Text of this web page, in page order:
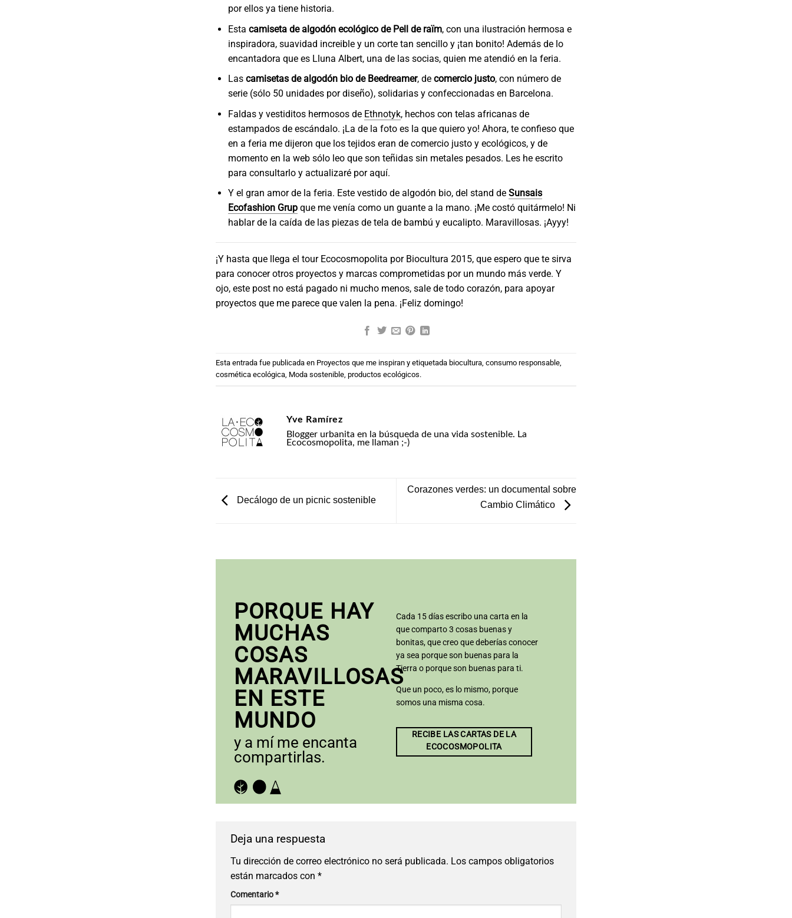
por ellos ya tiene historia.
Esta camiseta de algodón ecológico de Pell de raïm, con una ilustración hermosa e
inspiradora, suavidad increible y un corte tan sencillo y ¡tan bonito! Además de lo
encantadora que es Lluna Albert, una de las socias, quien me atendió en la feria.
Las camisetas de algodón bio de Beedreamer, de comercio justo, con número de
serie (sólo 50 unidades por diseño), solidarias y confeccionadas en Barcelona.
Faldas y vestiditos hermosos de Ethnotyk, hechos con telas africanas de
estampados de escándalo. ¡La de la foto es la que quiero yo! Ahora, te confieso que
en a feria me dijeron que los tejidos eran de comercio justo y ecológicos, y de
momento en la web sólo leo que son teñidas sin metales pesados. Les he escrito
para consultarlo y actualizaré por aquí.
Y el gran amor de la feria. Este vestido de algodón bio, del stand de Sunsais
Ecofashion Grupque me venía como un guante a la mano. ¡Me costó quitármelo! Ni
hablar de la caída de las piezas de tela de bambú y eucalipto. Maravillosas. ¡Ayyy!
¡Y hasta que llega el tour Ecocosmopolita por Biocultura 2015, que espero que te sirva
para conocer otros proyectos y marcas comprometidas por un mundo más verde. Y
ojo, este post no está pagado ni mucho menos, sale de todo corazón, para apoyar
proyectos que me parece que valen la pena. ¡Feliz domingo!
Esta entrada fue publicada en Proyectos que me inspiran y etiquetada biocultura,consumo responsable,
cosmética ecológica, Moda sostenible,productos ecológicos.
Yve Ramírez
Blogger urbanita en la búsqueda de una vida sostenible. La
Ecocosmopolita, me llaman ;-)
Decálogo de un picnic sostenible
Corazones verdes: un documental sobre
Cambio Climático
PORQUE HAY
MUCHAS
COSAS
MARAVILLOSAS
EN ESTE
MUNDO
y a mí me encanta
compartirlas.
Cada 15 días escribo una carta en la
que comparto 3 cosas buenas y
bonitas, que creo que deberías conocer
ya sea porque son buenas para la
Tierra o porque son buenas para ti.
Que un poco, es lo mismo, porque
somos una misma cosa.
RECIBE LAS CARTAS DE LA
ECOCOSMOPOLITA
Deja una respuesta
Tu dirección de correo electrónico no será publicada. Los campos obligatorios
están marcados con*
Comentario*